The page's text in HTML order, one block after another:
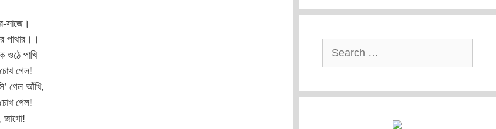
সাজে।
পাথার।।
ওঠে পাখি
গেল!
গেল আঁখি,
গেল!
for: